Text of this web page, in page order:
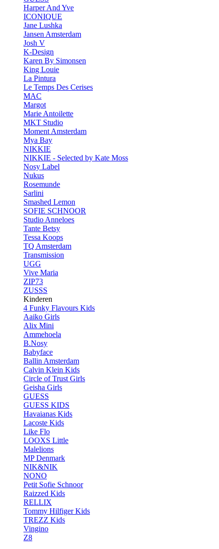
Harper And Yve
ICONIQUE
Jane Lushka
Jansen Amsterdam
Josh V
K-Design
Karen By Simonsen
King Louie
La Pintura
Le Temps Des Cerises
MAC
Margot
Marie Antoilette
MKT Studio
Moment Amsterdam
Mya Bay
NIKKIE
NIKKIE - Selected by Kate Moss
Nosy Label
Nukus
Rosemunde
Sarlini
Smashed Lemon
SOFIE SCHNOOR
Studio Anneloes
Tante Betsy
Tessa Koops
TQ Amsterdam
Transmission
UGG
Vive Maria
ZIP73
ZUSSS
Kinderen
4 Funky Flavours Kids
Aaiko Girls
Alix Mini
Ammehoela
B.Nosy
Babyface
Ballin Amsterdam
Calvin Klein Kids
Circle of Trust Girls
Geisha Girls
GUESS
GUESS KIDS
Havaianas Kids
Lacoste Kids
Like Flo
LOOXS Little
Malelions
MP Denmark
NIK&NIK
NONO
Petit Sofie Schnoor
Raizzed Kids
RELLIX
Tommy Hilfiger Kids
TREZZ Kids
Vingino
Z8